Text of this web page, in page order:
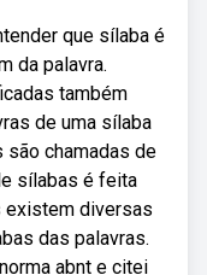
que sílaba é
da palavra.
também
de uma sílaba
chamadas de
sílabas é feita
existem diversas
das palavras.
abnt e citei